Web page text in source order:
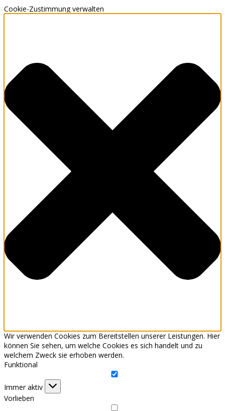
Cookie-Zustimmung verwalten
Wir verwenden Cookies zum Bereitstellen unserer Leistungen. Hier
können Sie sehen, um welche Cookies es sich handelt und zu
welchem Zweck sie erhoben werden.
Funktional
Funktional
Immer aktiv
Vorlieben